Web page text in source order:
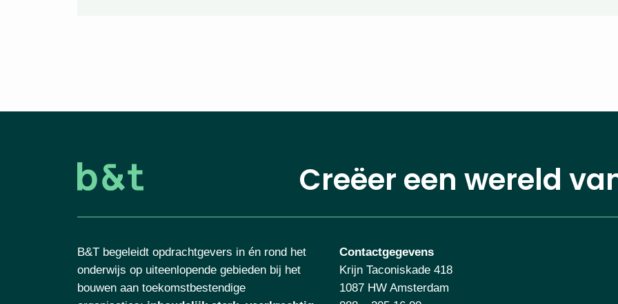
Creëer een wereld
B&T begeleidt opdrachtgevers in én rond het
onderwijs op uiteenlopende gebieden bij het
bouwen aan toekomstbestendige
Contactgegevens
Krijn Taconiskade 418
1087 HW Amsterdam